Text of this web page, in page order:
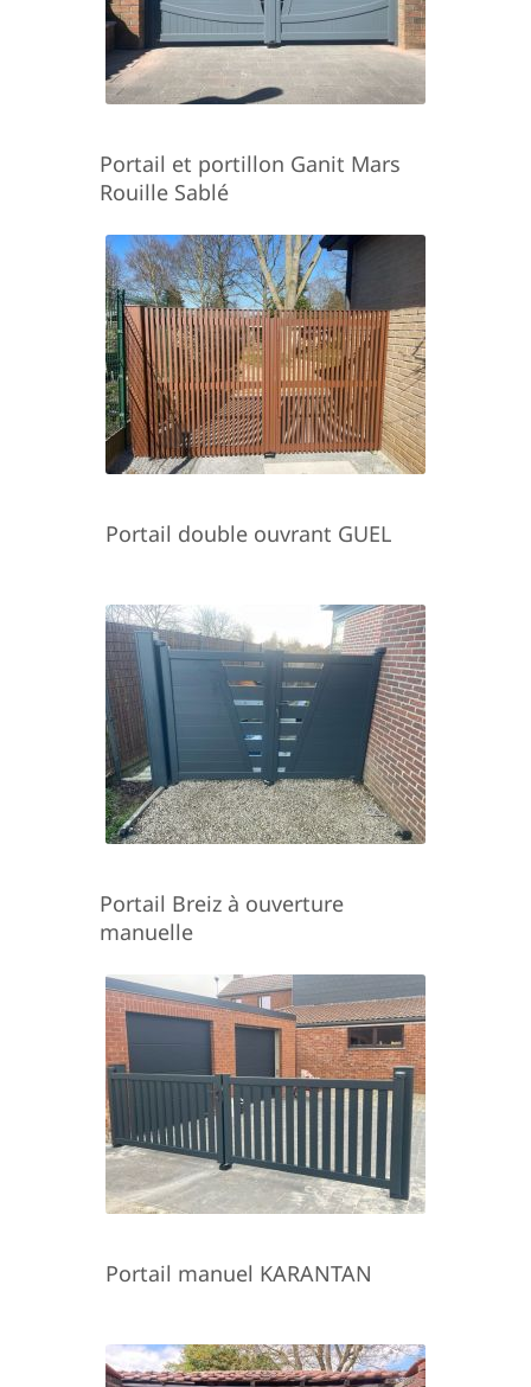
Portail et portillon Ganit Mars
Rouille Sablé
Portail double ouvrant GUEL
Portail Breiz à ouverture
manuelle
Portail manuel KARANTAN